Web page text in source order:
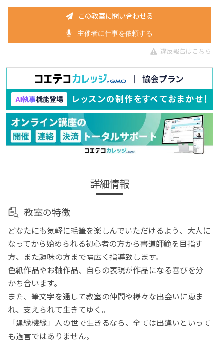
この教室に問い合わせる
主催者に仕事を依頼する
違反報告はこちら
詳細情報
教室の特徴
どなたにも気軽に毛筆を楽しんでいただけるよう、大人に
なってから始められる初心者の方から書道師範を目指す
方、また趣味の方まで幅広く指導致します。
色紙作品やお軸作品、自らの表現が作品になる喜びを分
かち合います。
また、筆文字を通して教室の仲間や様々な出会いに恵ま
れ、支えられて生きてゆく。
「逢縁機縁」人の世で生きるなら、全ては出逢いといって
も過言ではありません。